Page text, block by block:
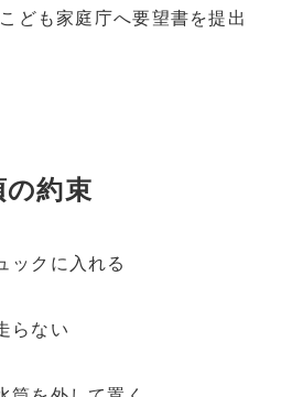
ども家庭庁へ要望書を提出
の約束
ックに入れる
らない